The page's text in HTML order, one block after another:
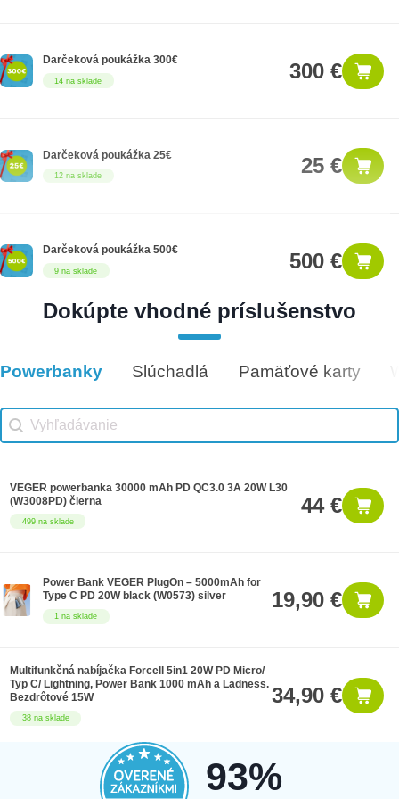
14 na sklade
Darčeková poukážka 300€ 300 €
12 na sklade
Darčeková poukážka 25€ 25 €
9 na sklade
Darčeková poukážka 500€ 500 €
8 na sklade
Dokúpte vhodné príslušenstvo
Vhodné príslušenstvo
Powerbanky Slúchadlá Pamäťové karty
Vhodné príslušenstvo search
Search content
499 na sklade
VEGER powerbanka 30000 mAh PD QC3.0 3A 20W L30
(W3008PD) čierna
44 €
1 na sklade
Power Bank VEGER PlugOn – 5000mAh for
Type C PD 20W black (W0573) silver
19,90 €
38 na sklade
Multifunkčná nabíjačka Forcell 5in1 20W PD Micro/
Typ C/ Lightning, Power Bank 1000 mAh a Ladness.
Bezdrôtové 15W
34,90 €
93%